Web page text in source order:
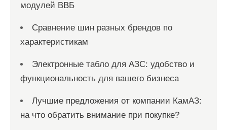
модулей ВВБ
Сравнение шин разных брендов по
характеристикам
Электронные табло для АЗС: удобство и
функциональность для вашего бизнеса
Лучшие предложения от компании КамАЗ:
на что обратить внимание при покупке?